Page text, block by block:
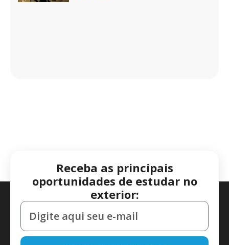
Receba as principais
oportunidades de estudar no
exterior: